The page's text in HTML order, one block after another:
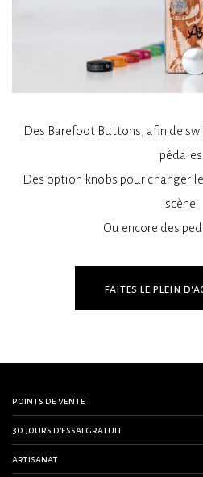
Des Barefoot Buttons, afin de
pédales
Des option knobs pour changer
scène
Ou encore des
faites le plein
points de vente
30 jours d’essai gratuit
artisanat